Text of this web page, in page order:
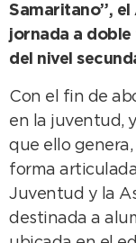
Samaritano”, el
jornada a
del nivel
Con el fin de
en la juventud,
que ello
forma
Juventud y la
destinada a